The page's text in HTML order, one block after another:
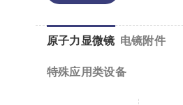
原子力显微镜 电镜附件
特殊应用类设备